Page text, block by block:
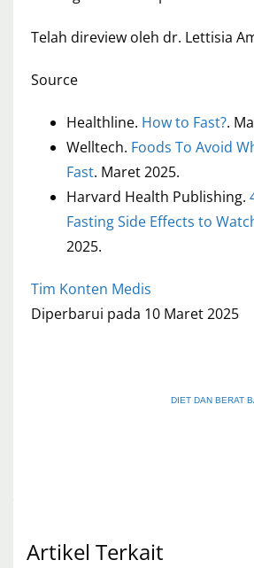
Telah direview oleh dr. Lettisia
Source
Healthline. How to Fast?.
Welltech. Foods To Avoid
Fast. Maret 2025.
Harvard Health Publishing.
Fasting Side Effects to
2025.
Tim Konten Medis
Diperbarui pada 10 Maret 2025
DIET DAN BERAT
Artikel Terkait